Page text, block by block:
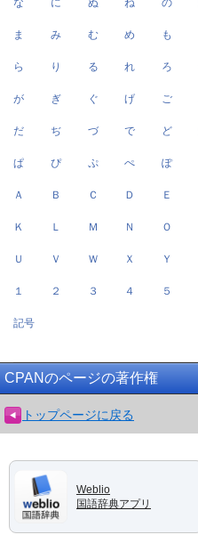
ま み む め も
ら り る れ ろ
が ぎ ぐ げ ご
だ ぢ づ で ど
ぱ ぴ ぷ ぺ ぽ
Ａ Ｂ Ｃ Ｄ Ｅ
Ｋ Ｌ Ｍ Ｎ Ｏ
Ｕ Ｖ Ｗ Ｘ Ｙ
１ ２ ３ ４ ５
記号
CPANのページの著作権
トップページに戻る
Weblio
国語辞典アプリ